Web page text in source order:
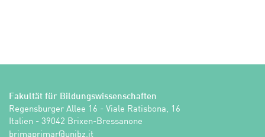
Fakultät für Bildungswissenschaften
Regensburger Allee 16 - Viale Ratisbona, 16
Italien - 39042 Brixen-Bressanone
ti.zbinu@ramirpamirb